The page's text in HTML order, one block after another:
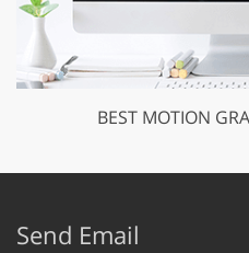
BEST MOTION
Send Email